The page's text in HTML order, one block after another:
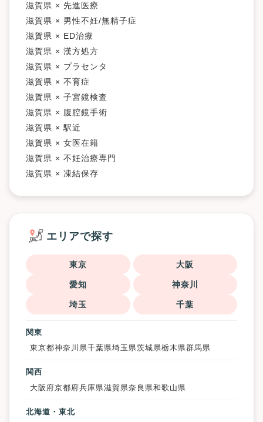
滋賀県 × 先進医療
滋賀県 × 男性不妊/無精子症
滋賀県 × ED治療
滋賀県 × 漢方処方
滋賀県 × プラセンタ
滋賀県 × 不育症
滋賀県 × 子宮鏡検査
滋賀県 × 腹腔鏡手術
滋賀県 × 駅近
滋賀県 × 女医在籍
滋賀県 × 不妊治療専門
滋賀県 × 凍結保存
エリアで探す
東京 大阪
愛知 神奈川
埼玉 千葉
関東
東京都神奈川県千葉県埼玉県茨城県栃木県群馬県
関西
大阪府京都府兵庫県滋賀県奈良県和歌山県
北海道・東北